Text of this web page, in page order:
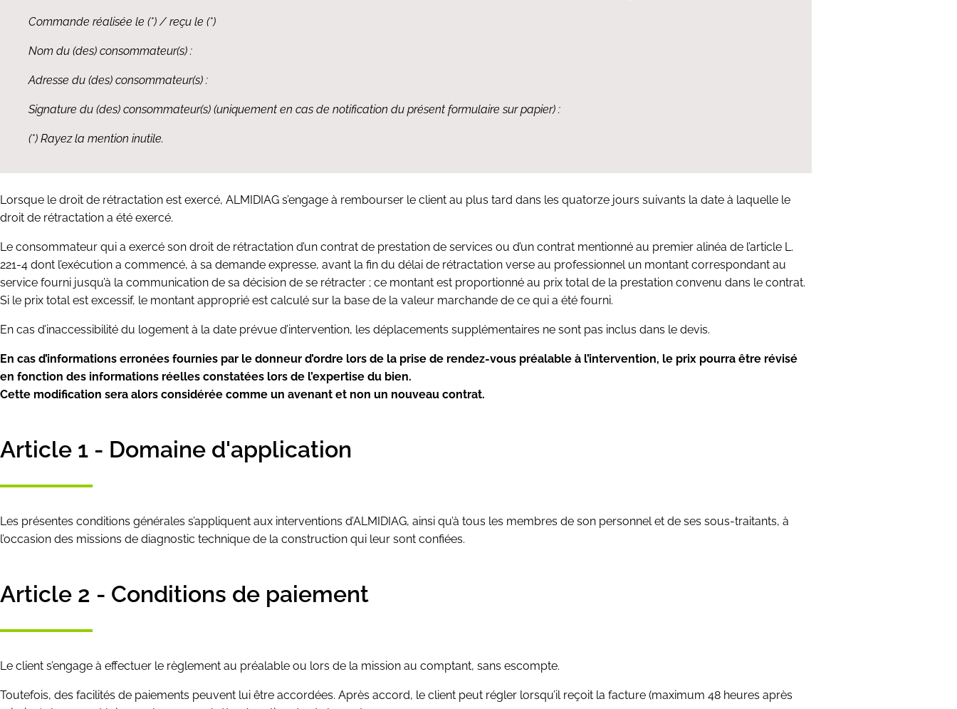
Commande réalisée le (*) / reçu le (*)
Nom du (des) consommateur(s) :
Adresse du (des) consommateur(s) :
Signature du (des) consommateur(s) (uniquement en cas de notification du présent formulaire sur papier) :
(*) Rayez la mention inutile.
Lorsque le droit de rétractation est exercé, ALMIDIAG s’engage à rembourser le client au plus tard dans les quatorze jours suivants la date à laquelle le
droit de rétractation a été exercé.
Le consommateur qui a exercé son droit de rétractation d’un contrat de prestation de services ou d’un contrat mentionné au premier alinéa de l’article L.
221-4 dont l’exécution a commencé, à sa demande expresse, avant la fin du délai de rétractation verse au professionnel un montant correspondant au
service fourni jusqu’à la communication de sa décision de se rétracter ; ce montant est proportionné au prix total de la prestation convenu dans le contrat.
Si le prix total est excessif, le montant approprié est calculé sur la base de la valeur marchande de ce qui a été fourni.
En cas d’inaccessibilité du logement à la date prévue d’intervention, les déplacements supplémentaires ne sont pas inclus dans le devis.
En cas d’informations erronées fournies par le donneur d’ordre lors de la prise de rendez-vous préalable à l’intervention, le prix pourra être révisé
en fonction des informations réelles constatées lors de l’expertise du bien.
Cette modification sera alors considérée comme un avenant et non un nouveau contrat.
Article 1 - Domaine d'application
Les présentes conditions générales s’appliquent aux interventions d’ALMIDIAG, ainsi qu’à tous les membres de son personnel et de ses sous-traitants, à
l’occasion des missions de diagnostic technique de la construction qui leur sont confiées.
Article 2 - Conditions de paiement
Le client s’engage à effectuer le règlement au préalable ou lors de la mission au comptant, sans escompte.
Toutefois, des facilités de paiements peuvent lui être accordées. Après accord, le client peut régler lorsqu’il reçoit la facture (maximum 48 heures après